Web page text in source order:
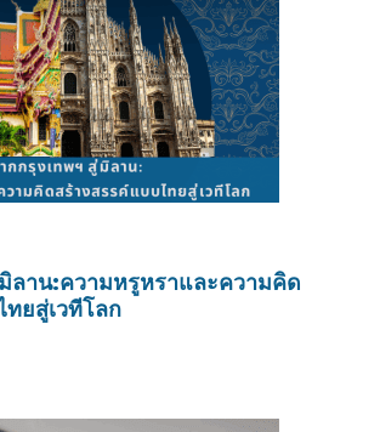
ลาน:ความหรูหราและความคิด
ทยสู่เวทีโลก